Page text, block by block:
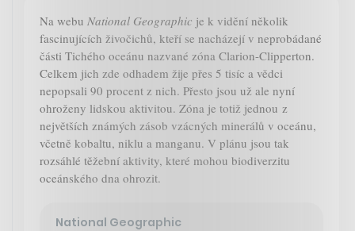
Na webu National Geographic je k vidění několik
fascinujících živočichů, kteří se nacházejí v neprobádané
části Tichého oceánu nazvané zóna Clarion-Clipperton.
Celkem jich zde odhadem žije přes 5 tisíc a vědci
nepopsali 90 procent z nich. Přesto jsou už ale nyní
ohroženy lidskou aktivitou. Zóna je totiž jednou z
největších známých zásob vzácných minerálů v oceánu,
včetně kobaltu, niklu a manganu. V plánu jsou tak
rozsáhlé těžební aktivity, které mohou biodiverzitu
oceánského dna ohrozit.
National Geographic